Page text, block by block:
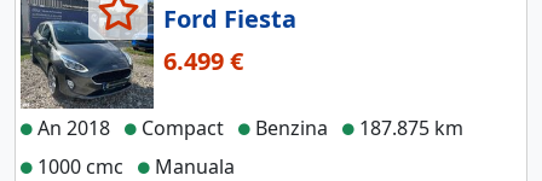
Ford Fiesta
6.499 €
An 2018 Compact Benzina
187.875 km
1000 cmc
Manuala